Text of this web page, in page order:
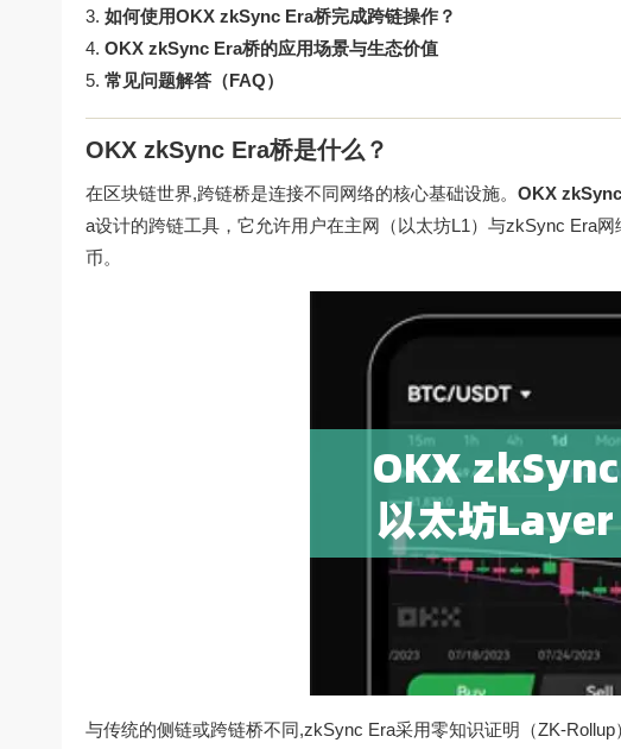
如何使用OKX zkSync Era桥完成跨链操作？
OKX zkSync Era桥的应用场景与生态价值
常见问题解答（FAQ）
OKX zkSync Era桥是什么？
在区块链世界,跨链桥是连接不同网络的核心基础设施。 OKX
a设计的跨链工具，它允许用户在主网（以太坊L1）与zkSync Era
币。
与传统的侧链或跨链桥不同,zkSync Era采用零知识证明（ZK-